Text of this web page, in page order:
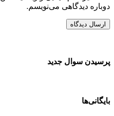
دوباره دیدگاهی می‌نویسم.
پرسیدن سوال جدید
بایگانی‌ها